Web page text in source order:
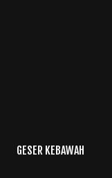
GESER KEBAWAH